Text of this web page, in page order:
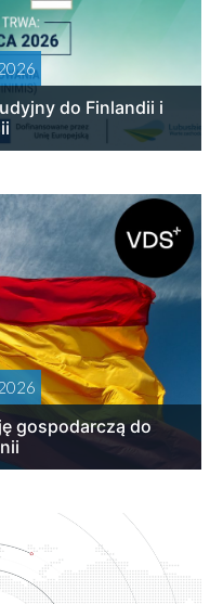
do Finlandii i
gospodarczą do